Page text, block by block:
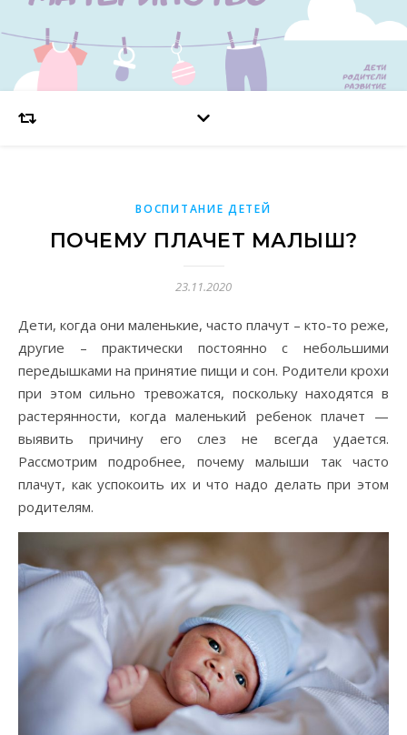
ВОСПИТАНИЕ ДЕТЕЙ
ПОЧЕМУ ПЛАЧЕТ МАЛЫШ?
23.11.2020
Дети, когда они маленькие, часто плачут – кто-то реже,
другие – практически постоянно с небольшими
передышками на принятие пищи и сон. Родители крохи
при этом сильно тревожатся, поскольку находятся в
растерянности, когда маленький ребенок плачет —
выявить причину его слез не всегда удается.
Рассмотрим подробнее, почему малыши так часто
плачут, как успокоить их и что надо делать при этом
родителям.